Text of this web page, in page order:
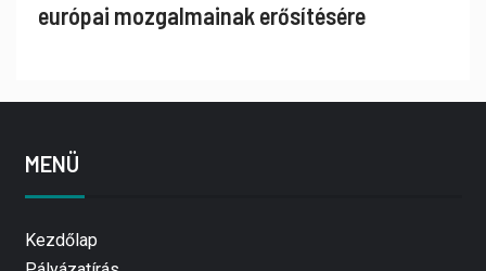
európai mozgalmainak erősítésére
MENÜ
Kezdőlap